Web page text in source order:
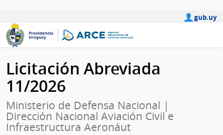
gub.uy
Licitación Abreviada
11/2026
Ministerio de Defensa Nacional |
Dirección Nacional Aviación Civil e
Infraestructura Aeronáut